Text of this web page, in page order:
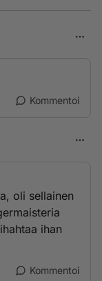
Kommentoi
oli sellainen
ihan
Kommentoi